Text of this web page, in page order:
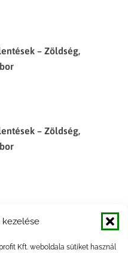
kezelése
Kft. weboldala sütiket használ
– Zöldség,
– Zöldség,